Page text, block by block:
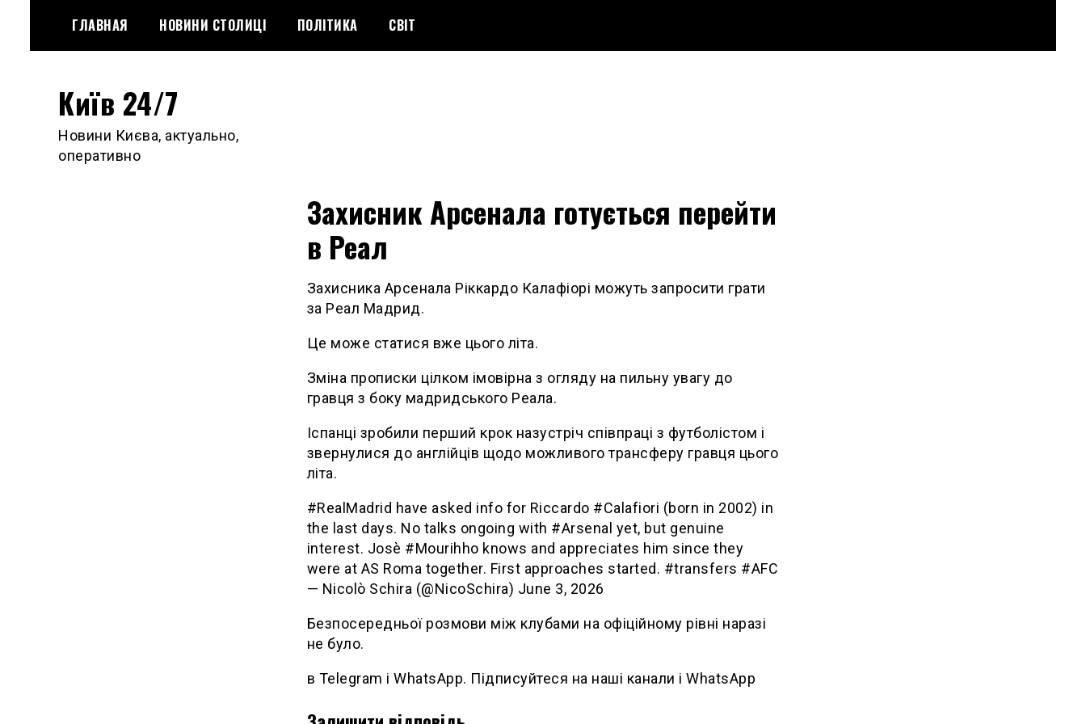
content
ГЛАВНАЯ НОВИНИ СТОЛИЦІ ПОЛІТИКА СВІТ
Київ 24/7
Новини Києва, актуально,
оперативно
Захисник Арсенала готується перейти
в Реал
Захисника Арсенала Ріккардо Калафіорі можуть запросити грати
за Реал Мадрид.
Це може статися вже цього літа.
Зміна прописки цілком імовірна з огляду на пильну увагу до
гравця з боку мадридського Реала.
Іспанці зробили перший крок назустріч співпраці з футболістом і
звернулися до англійців щодо можливого трансферу гравця цього
літа.
#RealMadrid have asked info for Riccardo #Calafiori (born in 2002) in
the last days. No talks ongoing with #Arsenal yet, but genuine
interest. Josè #Mourihho knows and appreciates him since they
were at AS Roma together. First approaches started. #transfers #AFC
— Nicolò Schira (@NicoSchira) June 3, 2026
Безпосередньої розмови між клубами на офіційному рівні наразі
не було.
в Telegram і WhatsApp. Підписуйтеся на наші канали і WhatsApp